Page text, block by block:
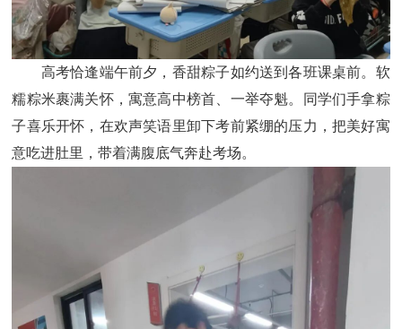
高考恰逢端午前夕，香甜粽子如约送到各班课桌前。软
糯粽米裹满关怀，寓意高中榜首、一举夺魁。同学们手拿粽
子喜乐开怀，在欢声笑语里卸下考前紧绷的压力，把美好寓
意吃进肚里，带着满腹底气奔赴考场。